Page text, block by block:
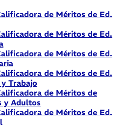
de Méritos de Ed.
de Méritos de Ed.
de Méritos de Ed.
de Méritos de Ed.
y Trabajo
de Méritos de
y Adultos
de Méritos de Ed.